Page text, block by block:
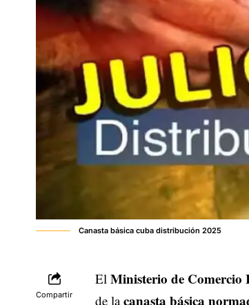
Canasta básica cuba distribución 2025
Compartir
El Ministerio de
de lacanasta básica